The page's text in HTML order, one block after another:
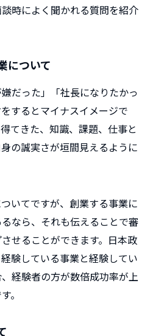
時によく聞かれる質問を紹介
について
だった」「社長になりたかっ
するとマイナスイメージで
てきた、知識、課題、仕事と
の誠実さが垣間見えるように
いてですが、創業する事業に
なら、それも伝えることで審
せることができます。日本政
験している事業と経験してい
経験者の方が数倍成功率が上
。